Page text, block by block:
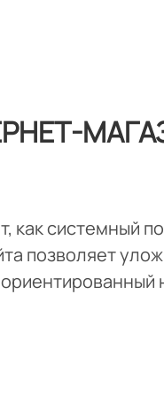
как системный
позволяет